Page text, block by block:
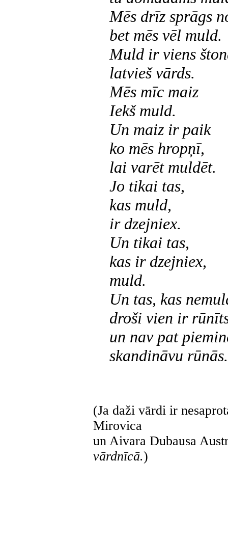
Mēs drīz sprāgs
bet mēs vēl muld.
Muld ir viens
latvieš vārds.
Mēs mīc maiz
Iekš muld.
Un maiz ir paik
ko mēs hropņī,
lai varēt muldēt.
Jo tikai tas,
kas muld,
ir dzejniex.
Un tikai tas,
kas ir dzejniex,
muld.
Un tas, kas
droši vien ir
un nav pat
skandināvu rūnās.
(Ja daži vārdi ir
Mirovica
un Aivara Dubausa
vārdnīcā.)